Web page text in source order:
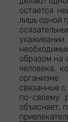
остается
лишь одной
образом на
человека,
связанные
по-своему
объясняет,